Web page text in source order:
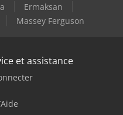
Ermaksan
Massey Ferguson
et assistance